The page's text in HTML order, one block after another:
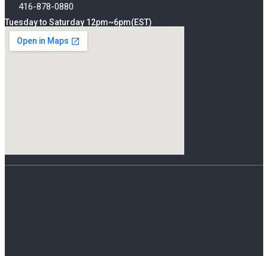
416-878-0880
Tuesday to Saturday 12pm~6pm(EST)